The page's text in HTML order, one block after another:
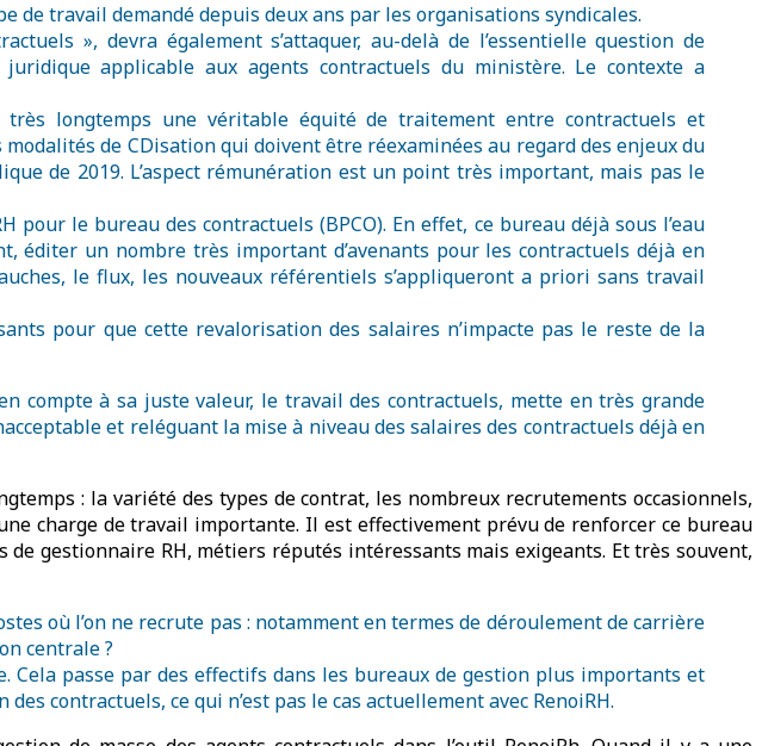
de travail demandé depuis deux ans par les organisations syndicales.
», devra également s’attaquer, au-delà de l’essentielle question de
applicable aux agents contractuels du ministère. Le contexte a
très longtemps une véritable équité de traitement entre contractuels et
de CDisation qui doivent être réexaminées au regard des enjeux du
de 2019. L’aspect rémunération est un point très important, mais pas le
le bureau des contractuels (BPCO). En effet, ce bureau déjà sous l’eau
éditer un nombre très important d’avenants pour les contractuels déjà en
le flux, les nouveaux référentiels s’appliqueront a priori sans travail
pour que cette revalorisation des salaires n’impacte pas le reste de la
à sa juste valeur, le travail des contractuels, mette en très grande
et reléguant la mise à niveau des salaires des contractuels déjà en
: la variété des types de contrat, les nombreux recrutements occasionnels,
charge de travail importante. Il est effectivement prévu de renforcer ce bureau
gestionnaire RH, métiers réputés intéressants mais exigeants. Et très souvent,
où l’on ne recrute pas : notamment en termes de déroulement de carrière
centrale ?
passe par des effectifs dans les bureaux de gestion plus importants et
contractuels, ce qui n’est pas le cas actuellement avec RenoiRH.